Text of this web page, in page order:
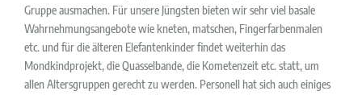
Gruppe ausmachen. Für unsere Jüngsten bieten wir sehr viel basale
Wahrnehmungsangebote wie kneten, matschen, Fingerfarbenmalen
etc. und für die älteren Elefantenkinder findet weiterhin das
Mondkindprojekt, die Quasselbande, die Kometenzeit etc. statt, um
allen Altersgruppen gerecht zu werden. Personell hat sich auch einiges